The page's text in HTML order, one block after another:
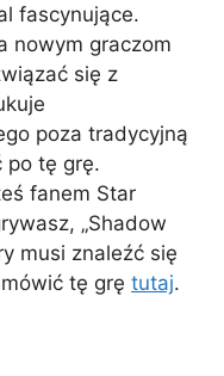
fascynujące.
nowym graczom
się z
poza tradycyjną
po tę grę.
fanem Star
„Shadow
musi znaleźć się
tę grę tutaj.